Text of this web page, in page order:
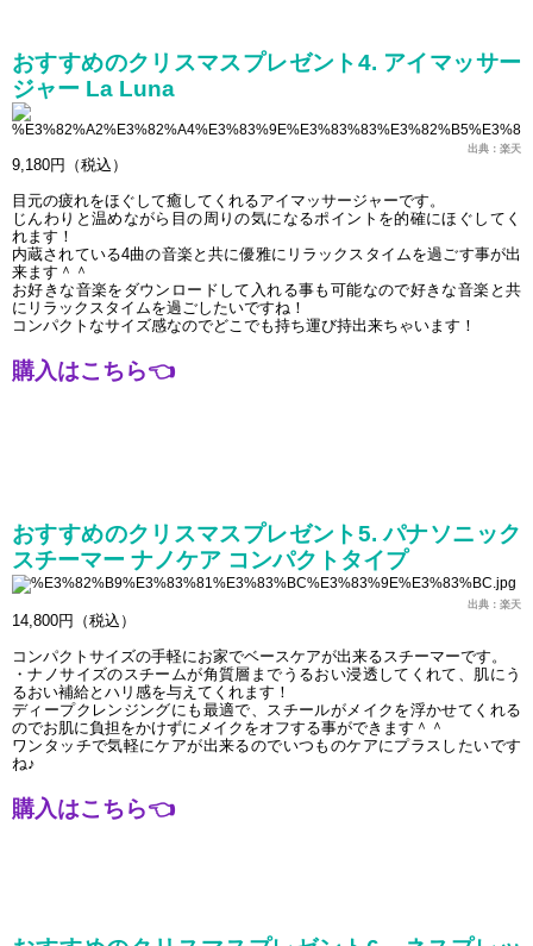
おすすめのクリスマスプレゼント4. アイマッサー
ジャー La Luna
出典：楽天
9,180円（税込）
目元の疲れをほぐして癒してくれるアイマッサージャーです。
じんわりと温めながら目の周りの気になるポイントを的確にほぐしてく
れます！
内蔵されている4曲の音楽と共に優雅にリラックスタイムを過ごす事が出
来ます＾＾
お好きな音楽をダウンロードして入れる事も可能なので好きな音楽と共
にリラックスタイムを過ごしたいですね！
コンパクトなサイズ感なのでどこでも持ち運び持出来ちゃいます！
購入はこちら👈
おすすめのクリスマスプレゼント5. パナソニック
スチーマー ナノケア コンパクトタイプ
出典：楽天
14,800円（税込）
コンパクトサイズの手軽にお家でベースケアが出来るスチーマーです。
・ナノサイズのスチームが角質層までうるおい浸透してくれて、肌にう
るおい補給とハリ感を与えてくれます！
ディープクレンジングにも最適で、スチールがメイクを浮かせてくれる
のでお肌に負担をかけずにメイクをオフする事ができます＾＾
ワンタッチで気軽にケアが出来るのでいつものケアにプラスしたいです
ね♪
購入はこちら👈